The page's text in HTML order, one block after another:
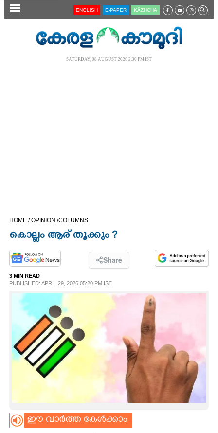
SECTIONS
OPINION
PHOTOS
LIFESTYLE
SPIRITUAL
ASTRO
ENGLISH E-PAPER KĀZHCHA
SATURDAY, 08 AUGUST 2026 2.30 PM IST
HOME /OPINION /COLUMNS
കൊല്ലം ആര് തൂക്കും ?
Share
3 MIN READ
PUBLISHED: APRIL 29, 2026 05:20 PM IST
ഈ വാർത്ത കേൾക്കാം